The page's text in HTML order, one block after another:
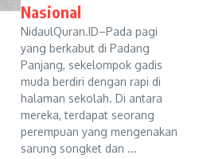
Nasional
NidaulQuran.ID–Pada pagi
yang berkabut di Padang
Panjang, sekelompok gadis
muda berdiri dengan rapi di
halaman sekolah. Di antara
mereka, terdapat seorang
perempuan yang mengenakan
sarung songket dan ...